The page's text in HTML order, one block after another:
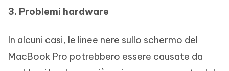
3. Problemi hardware
In alcuni casi, le linee nere sullo schermo del
MacBook Pro potrebbero essere causate da